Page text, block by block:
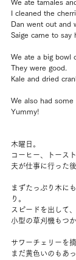
We ate tamales
I cleaned the
Dan went out and
Saige came to say
We ate a big bowl
They were good.
Kale and dried
We also had some
Yummy!
木曜日。
コーヒー、トース
夫が仕事に行った
まずたっぷり木に
り。
スピードを出して
小型の草刈機もつか
サワーチェリーを摘
まだ黄色いのもあ